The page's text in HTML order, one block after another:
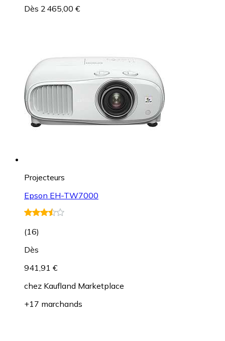
Dès 2 465,00 €
Projecteurs
Epson EH-TW7000
(16)
Dès
941,91 €
chez Kaufland Marketplace
+17 marchands